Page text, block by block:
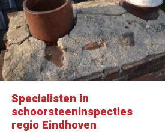
Specialisten in
schoorsteeninspecties
regio Eindhoven